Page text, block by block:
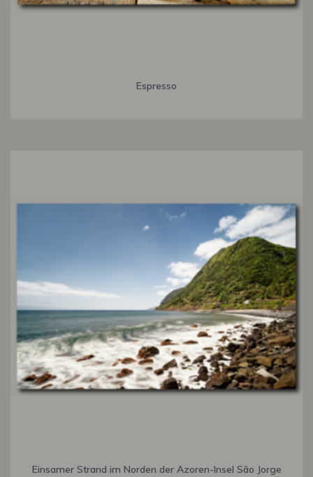
Espresso
Einsamer Strand im Norden der Azoren-Insel São Jorge